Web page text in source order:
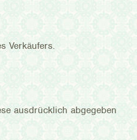
Verkäufers.
ausdrücklich abgegeben